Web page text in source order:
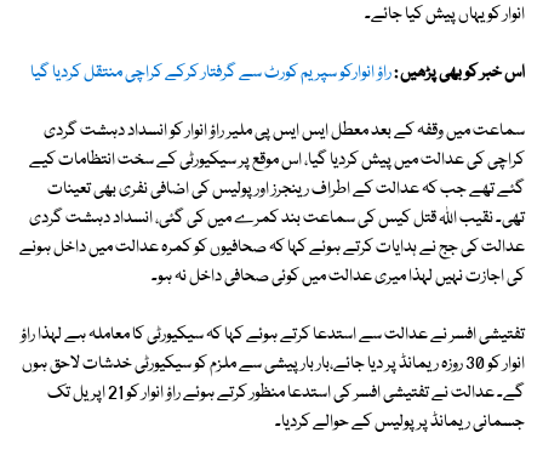
انوار کو یہاں پیش کیا جائے۔
اس خبر کو بھی پڑھیں :راؤ انوارکو سپریم کورٹ سے گرفتار کرکے کراچی منتقل کردیا گیا
سماعت میں وقفہ کے بعد معطل ایس ایس پی ملیر راؤ انوار کو انسداد دہشت گردی
کراچی کی عدالت میں پیش کردیا گیا، اس موقع پر سیکیورٹی کے سخت انتظامات کیے
گئے تھے جب کہ عدالت کے اطراف رینجرز اور پولیس کی اضافی نفری بھی تعینات
تھی۔ نقیب اللہ قتل کیس کی سماعت بند کمرے میں کی گئی، انسداد دہشت گردی
عدالت کی جج نے ہدایات کرتے ہوئے کہا کہ صحافیوں کو کمرہ عدالت میں داخل ہونے
کی اجازت نہیں لہذا میری عدالت میں کوئی صحافی داخل نہ ہو۔
تفتیشی افسر نے عدالت سے استدعا کرتے ہوئے کہا کہ سیکیورٹی کا معاملہ ہے لہذا راؤ
انوار کو 30 روزہ ریمانڈ پر دیا جائے،بار بار پیشی سے ملزم کو سیکیورٹی خدشات لاحق ہوں
گے۔ عدالت نے تفتیشی افسر کی استدعا منظور کرتے ہوئے راؤ انوار کو 21 اپریل تک
جسمانی ریمانڈ پر پولیس کے حوالے کردیا۔